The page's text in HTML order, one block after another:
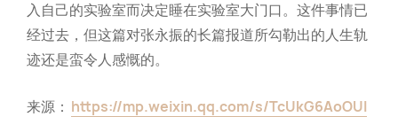
入自己的实验室而决定睡在实验室大门口。这件事情已
经过去，但这篇对张永振的长篇报道所勾勒出的人生轨
迹还是蛮令人感慨的。
来源： https://mp.weixin.qq.com/s/TcUkG6AoOUI